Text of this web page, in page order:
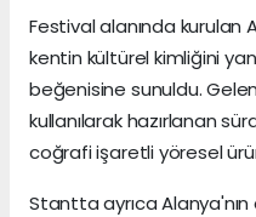
Festival alanında kurulan
kentin kültürel kimliğini
beğenisine sunuldu.
kullanılarak hazırlanan
coğrafi işaretli yöresel
Stantta ayrıca